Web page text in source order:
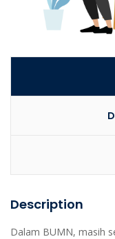
Description
Dalam BUMN, masih